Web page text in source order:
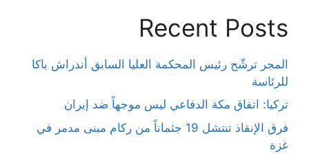
Recent Posts
المجر ترشّح رئيس المحكمة العليا السابق أندراش باكا
للرئاسة
تركيا: اتفاق مكة الدفاعي ليس موجهاً ضد إيران
فرق الإنقاذ تنتشل 19 جثماناً من ركام مبنى مدمر في
غزة